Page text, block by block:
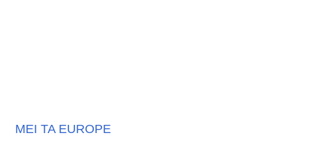
MEI TA EUROPE